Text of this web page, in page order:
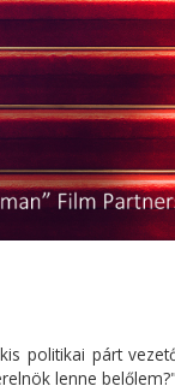
politikai párt
lenne belőlem?"